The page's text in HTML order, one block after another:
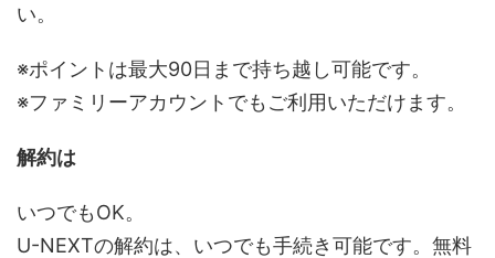
い。
※ポイントは最大90日まで持ち越し可能です。
※ファミリーアカウントでもご利用いただけます。
解約は
いつでもOK。
U-NEXTの解約は、いつでも手続き可能です。無料